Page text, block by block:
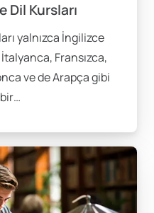
Dil Kursları
yalnızca İngilizce
Fransızca,
ve de Arapça gibi